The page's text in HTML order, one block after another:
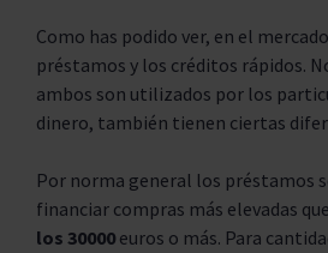
Como has podido ver, en el
préstamos y los créditos rápidos.
ambos son utilizados por los
dinero, también tienen ciertas
Por norma general los préstamos
financiar compras más elevadas
los 30000 euros o más. Para